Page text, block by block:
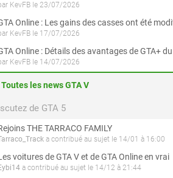
KevFB le 23/07/2026
KevFB le 17/07/2026
KevFB le 14/07/2026
Toutes les news GTA V
de GTA 5
THE TARRACO FAMILY
a contribué au sujet le 14/01 à 16:00
voitures de GTA V et de GTA Online en vrai
a contribué au sujet le 14/12 à 21:44